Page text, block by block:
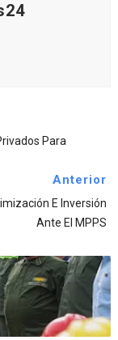
Para
Anterior
E Inversión
Ante El MPPS